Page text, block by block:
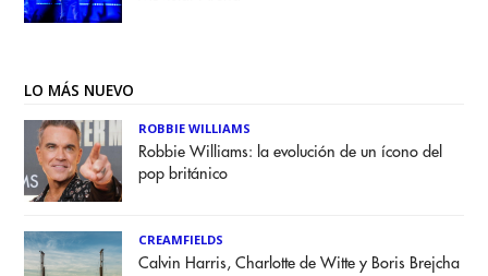
LO MÁS NUEVO
ROBBIE WILLIAMS
Robbie Williams: la evolución de un ícono del
pop británico
CREAMFIELDS
Calvin Harris, Charlotte de Witte y Boris Brejcha